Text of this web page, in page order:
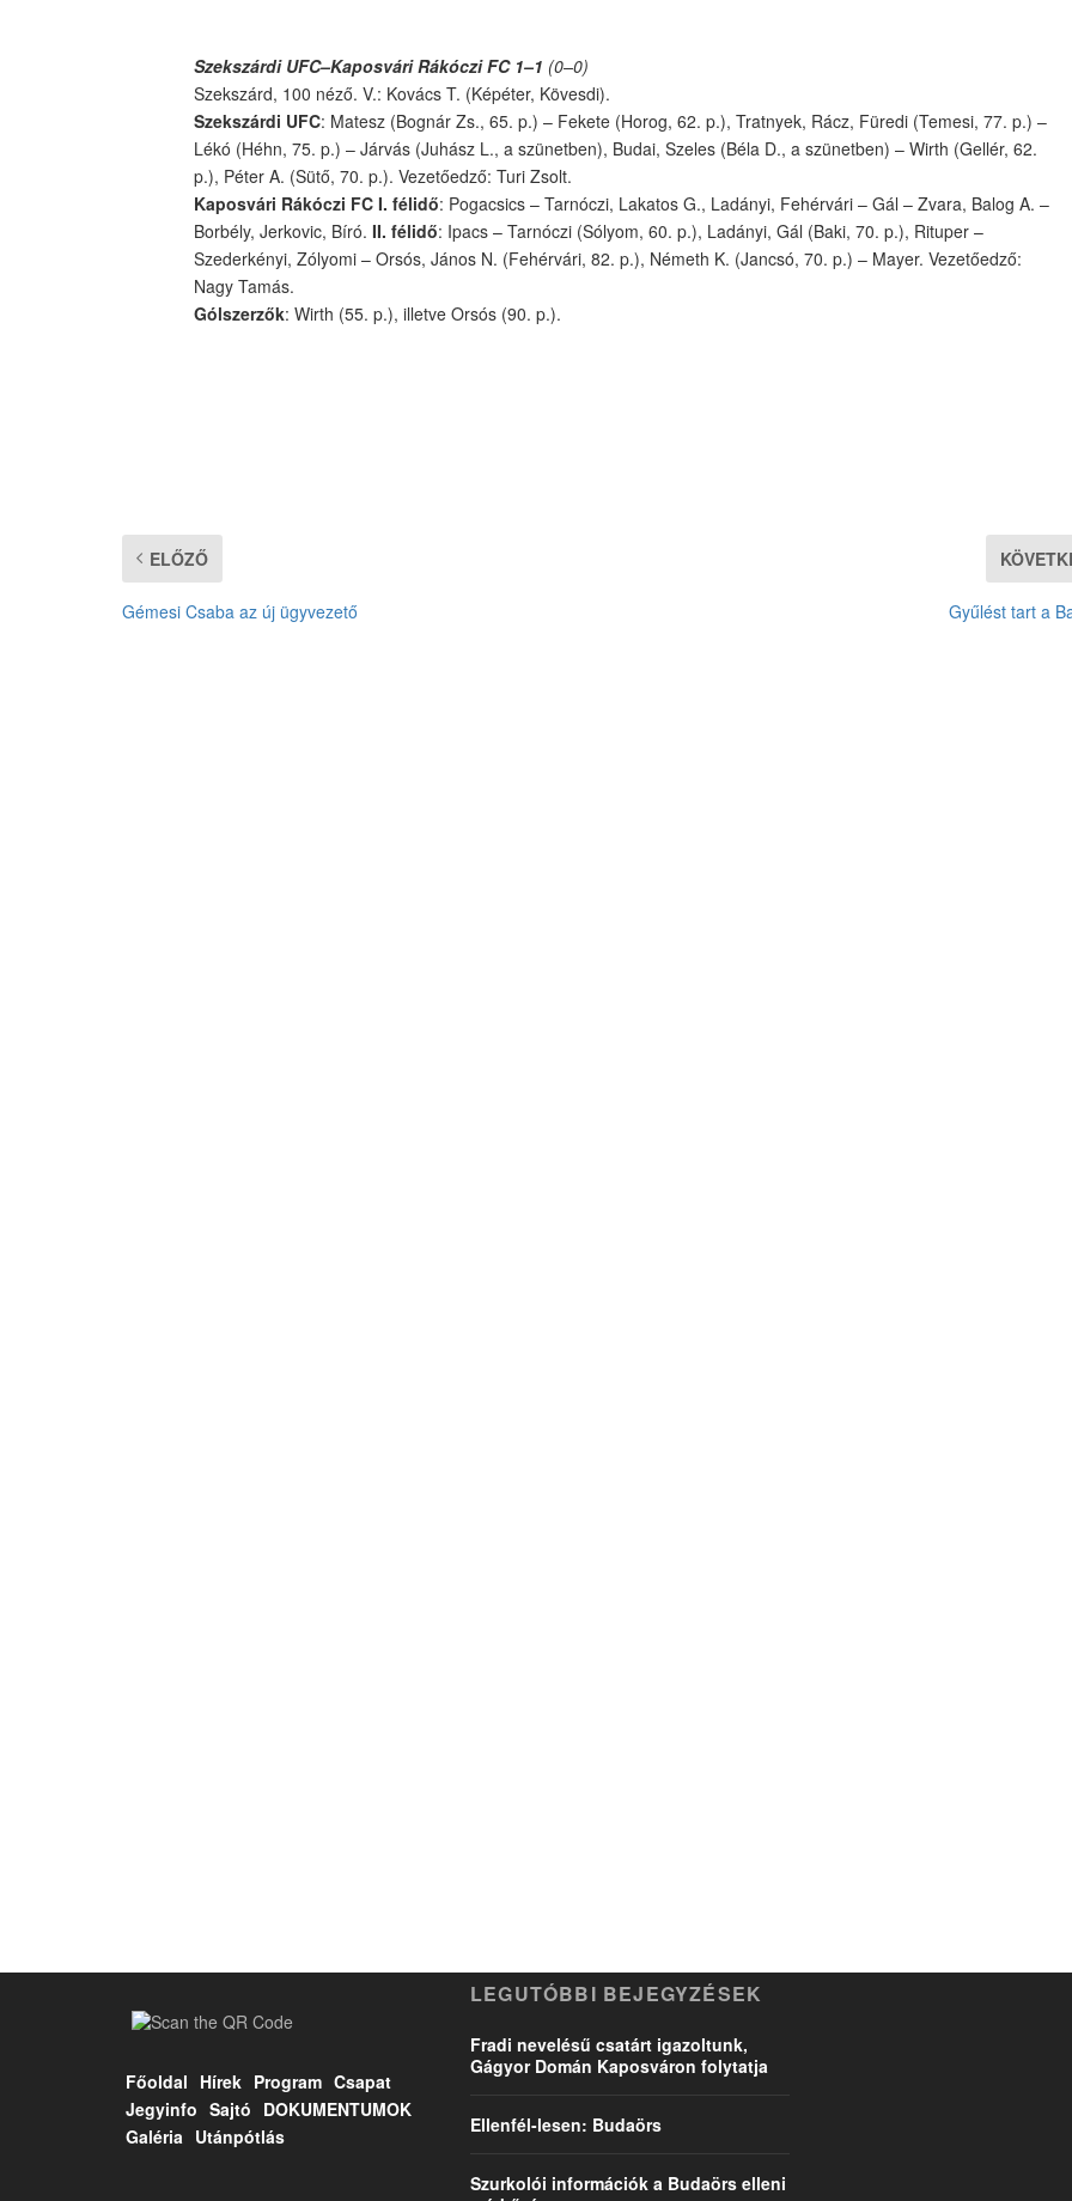
Szekszárdi UFC–Kaposvári Rákóczi FC 1–1 (0–0)
Szekszárd, 100 néző. V.: Kovács T. (Képéter, Kövesdi).
Szekszárdi UFC: Matesz (Bognár Zs., 65. p.) – Fekete (Horog, 62. p.), Tratnyek, Rácz, Füredi (Temesi, 77. p.) –
Lékó (Héhn, 75. p.) – Járvás (Juhász L., a szünetben), Budai, Szeles (Béla D., a szünetben) – Wirth (Gellér, 62.
p.), Péter A. (Sütő, 70. p.). Vezetőedző: Turi Zsolt.
Kaposvári Rákóczi FC I. félidő: Pogacsics – Tarnóczi, Lakatos G., Ladányi, Fehérvári – Gál – Zvara, Balog A. –
Borbély, Jerkovic, Bíró. II. félidő: Ipacs – Tarnóczi (Sólyom, 60. p.), Ladányi, Gál (Baki, 70. p.), Rituper –
Szederkényi, Zólyomi – Orsós, János N. (Fehérvári, 82. p.), Németh K. (Jancsó, 70. p.) – Mayer. Vezetőedző:
Nagy Tamás.
Gólszerzők: Wirth (55. p.), illetve Orsós (90. p.).
ELŐZŐ
Gémesi Csaba az új ügyvezető Gyűlést tart a
Főoldal Hírek Program Csapat
Jegyinfo Sajtó DOKUMENTUMOK
Galéria Utánpótlás
LEGUTÓBBI BEJEGYZÉSEK
Fradi nevelésű csatárt igazoltunk,
Gágyor Domán Kaposváron folytatja
Ellenfél-lesen: Budaörs
Szurkolói információk a Budaörs elleni